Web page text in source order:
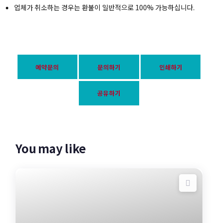
업체가 취소하는 경우는 환불이 일반적으로 100% 가능하십니다.
예약문의 문의하기 인쇄하기
공유하기
You may like